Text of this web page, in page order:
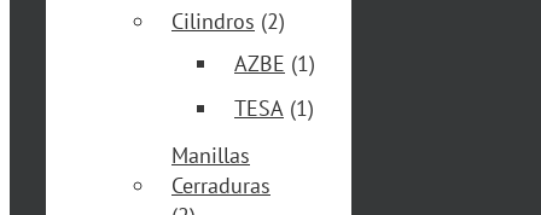
Cilindros (2)
AZBE (1)
TESA (1)
Manillas
Cerraduras